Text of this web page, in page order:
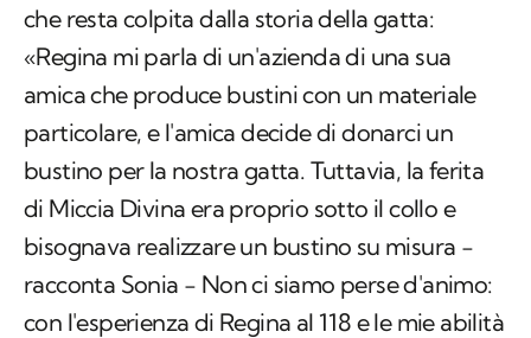
che resta colpita dalla storia della gatta:
«Regina mi parla di un'azienda di una sua
amica che produce bustini con un materiale
particolare, e l'amica decide di donarci un
bustino per la nostra gatta. Tuttavia, la ferita
di Miccia Divina era proprio sotto il collo e
bisognava realizzare un bustino su misura −
racconta Sonia − Non ci siamo perse d'animo:
con l'esperienza di Regina al 118 e le mie abilità